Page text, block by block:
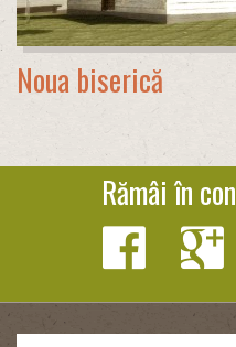
Noua biserică
Rămâi în